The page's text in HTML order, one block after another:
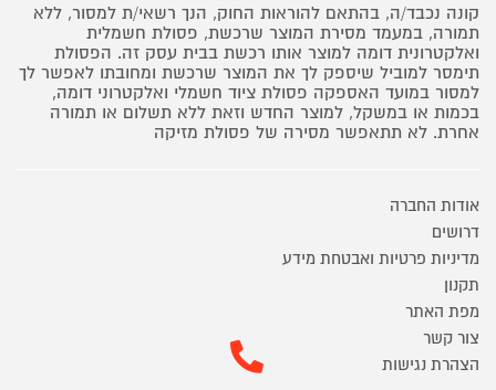
קונה נכבד/ה, בהתאם להוראות החוק, הנך רשאי/ת למסור, ללא
תמורה, במעמד מסירת המוצר שרכשת, פסולת חשמלית
ואלקטרונית דומה למוצר אותו רכשת בבית עסק זה. הפסולת
תימסר למוביל שיספק לך את המוצר שרכשת ומחובתו לאפשר לך
למסור במועד האספקה פסולת ציוד חשמלי ואלקטרוני דומה,
בכמות או במשקל, למוצר החדש וזאת ללא תשלום או תמורה
אחרת. לא תתאפשר מסירה של פסולת מזיקה
אודות החברה
דרושים
מדיניות פרטיות ואבטחת מידע
תקנון
מפת האתר
צור קשר
הצהרת נגישות